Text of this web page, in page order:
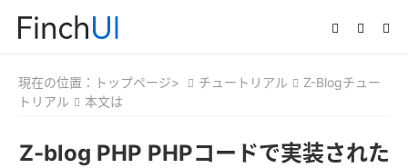
現在の位置： トップページ> チュートリアル
Z-Blogチュー
トリアル
本文は
Z-blog PHP PHPコードで実装された